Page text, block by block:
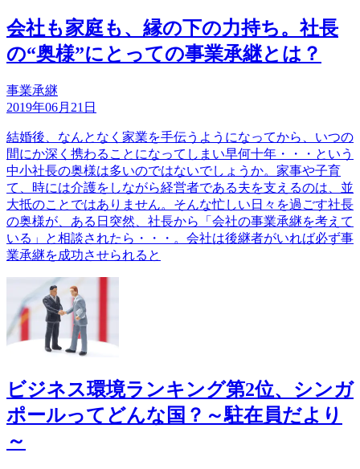
会社も家庭も、縁の下の力持ち。社長
の“奥様”にとっての事業承継とは？
事業承継
2019年06月21日
結婚後、なんとなく家業を手伝うようになってから、いつの
間にか深く携わることになってしまい早何十年・・・という
中小社長の奥様は多いのではないでしょうか。家事や子育
て、時には介護をしながら経営者である夫を支えるのは、並
大抵のことではありません。そんな忙しい日々を過ごす社長
の奥様が、ある日突然、社長から「会社の事業承継を考えて
いる」と相談されたら・・・。会社は後継者がいれば必ず事
業承継を成功させられると
ビジネス環境ランキング第2位、シンガ
ポールってどんな国？～駐在員だより
～